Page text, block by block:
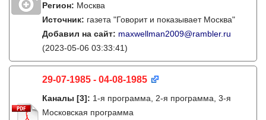
Регион: Москва
Источник: газета "Говорит и показывает Москва"
Добавил на сайт: maxwellman2009@rambler.ru
(2023-05-06 03:33:41)
29-07-1985 - 04-08-1985
Каналы [3]: 1-я программа, 2-я программа, 3-я
Московская программа